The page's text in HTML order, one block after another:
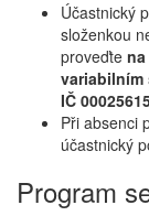
Účastnický
složenkou
proveďte na
variabilním
IČ
Při absenci
účastnický
Program